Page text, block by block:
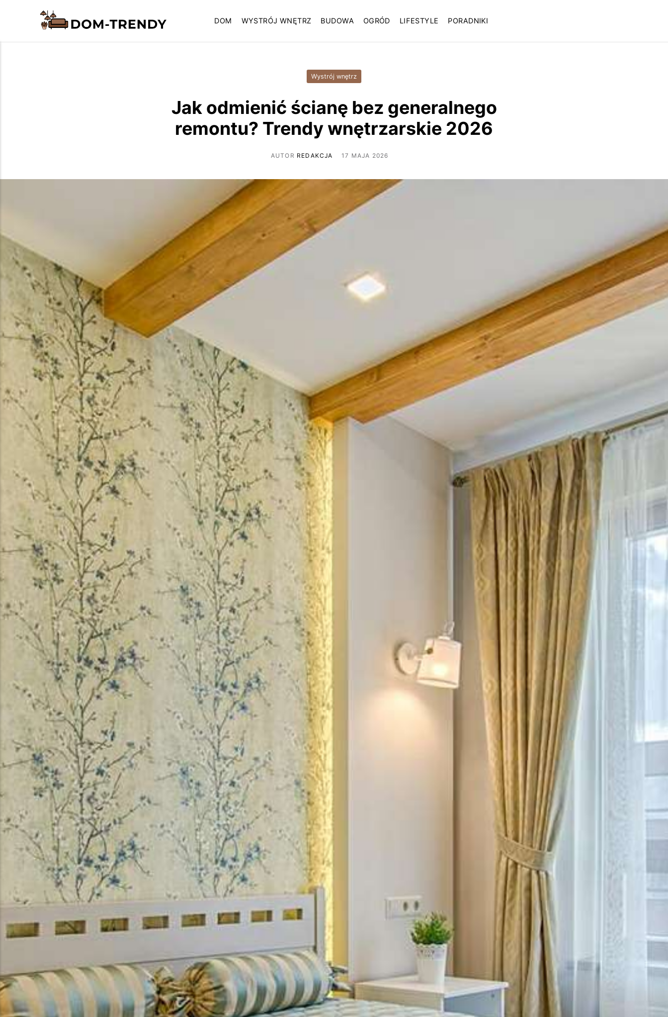
DOM WYSTRÓJ WNĘTRZ BUDOWA OGRÓD LIFESTYLE PORADNIKI
Wystrój wnętrz
Jak odmienić ścianę bez generalnego
remontu? Trendy wnętrzarskie 2026
AUTOR REDAKCJA 17 MAJA 2026